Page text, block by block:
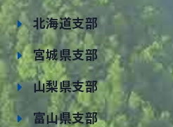
北海道支部
宮城県支部
山梨県支部
富山県支部